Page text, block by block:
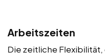
Arbeitszeiten
Die zeitliche